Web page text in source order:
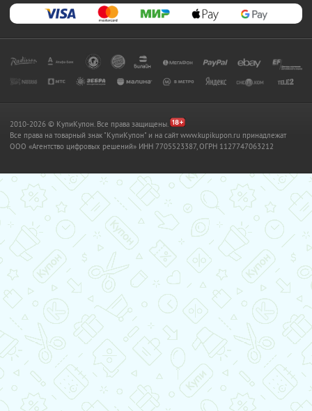
2010-2026 © КупиКупон. Все права защищены.
Все права на товарный знак "КупиКупон" и на сайт www.kupikupon.ru принадлежат
OOO «Агентство цифровых решений» ИНН 7705523387, ОГРН 1127747063212